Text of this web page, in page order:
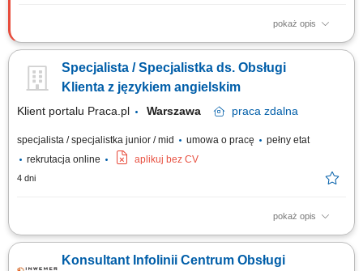
pokaż opis
What we do We are dedicated to helping the world's leading companies
digital. Cognizant Poland offices are located in Gdańsk, Wrocław, and
Kraków. With the capacity to support various clients, we offer a world of...
Specjalista / Specjalistka ds. Obsługi
Klienta z językiem angielskim
Klient portalu Praca.pl Warszawa praca zdalna
specjalista / specjalistka junior / mid umowa o pracę
pełny etat
rekrutacja online
aplikuj bez CV
4 dni
pokaż opis
zapewnianie profesjonalnej obsługi klienta w języku angielskim
użytkowników; odpowiadanie na pytania klientów i pomoc w
Konsultant Infolinii Centrum Obsługi